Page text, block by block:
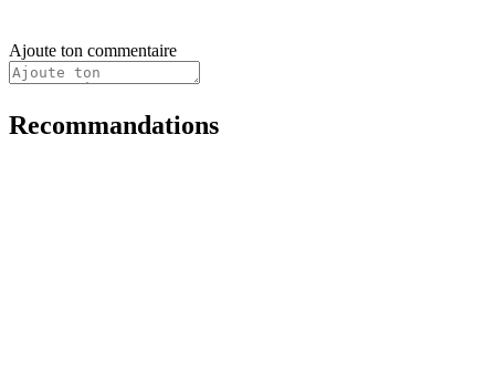
Ajoute ton commentaire
Recommandations